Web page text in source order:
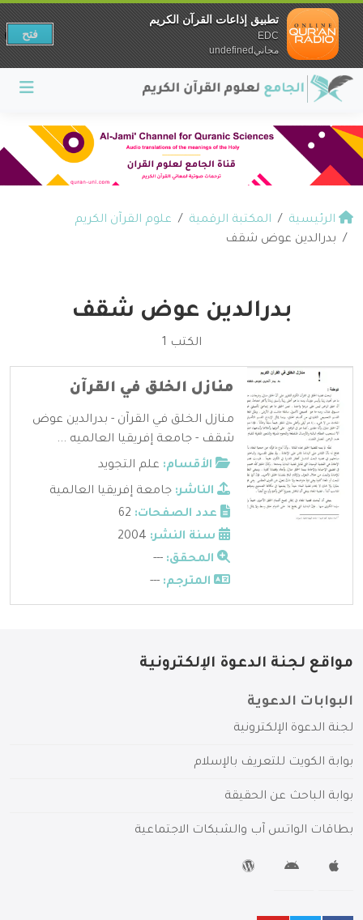
الرئيسية المكتبة الرقمية
علوم القرآن الكريم
بدرالدين عوض شقف
بدرالدين عوض شقف
الكتب 1
منازل الخلق في القرآن
منازل الخلق في القرآن - بدرالدين عوض
شقف - جامعة إفريقيا العالميه ...
الأقسام: علم التجويد
الناشر: جامعة إفريقيا العالمية
عدد الصفحات:
سنة النشر:
المحقق: ---
المترجم: ---
مواقع لجنة الدعوة الإلكترونية
البوابات الدعوية
لجنة الدعوة الإلكترونية
بوابة الكويت للتعريف بالإسلام
بوابة الباحث عن الحقيقة
بطاقات الواتس آب والشبكات الاجتماعية
تطبيق إذاعات القرآن الكريم
EDC
مجانيundefined
فتح